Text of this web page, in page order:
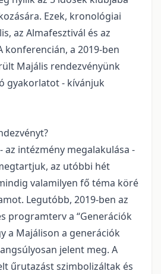
Ezek, kronológiai
az Almafesztivál és az
konferencián, a 2019-ben
Majális rendezvényünk
gyakorlatot - kívánjuk
az intézmény megalakulása -
az utóbbi hét
valamilyen fő téma köré
Legutóbb, 2019-ben az
programterv a “Generációk
a Majálison a generációk
jelent meg. A
űrutazást szimbolizáltak és